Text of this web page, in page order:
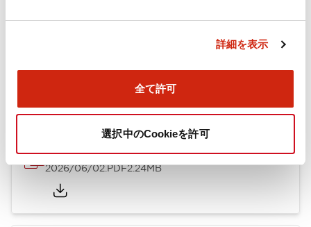
詳細を表示
全て許可
選択中のCookieを許可
フラッシュベゼル（アクセサリ2）LB／A6／LWシリー
A6シリーズ φ16小形コントロールユニット（英語）
2026/06/02.PDF2.24MB